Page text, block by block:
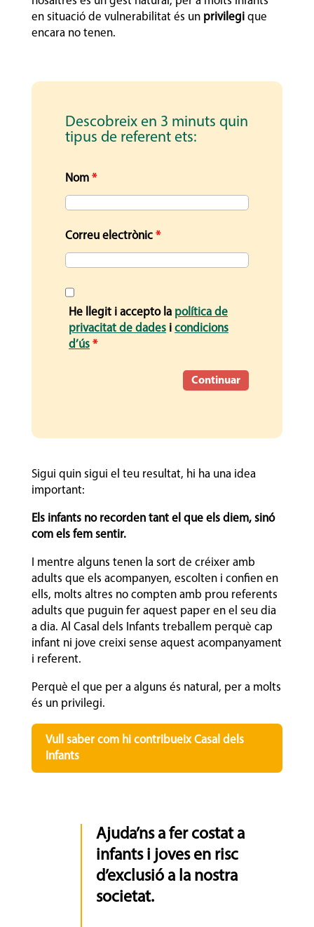
en situació de vulnerabilitat és un privilegique
encara no tenen.
Descobreix en 3 minuts quin
tipus de referent ets:
Nom *
Correu electrònic *
He llegit i accepto la política de
privacitat de dades icondicions
d’ús *
Sigui quin sigui el teu resultat, hi ha una idea
important:
Els infants no recorden tant el que els diem, sinó
com els fem sentir.
I mentre alguns tenen la sort de créixer amb
adults que els acompanyen, escolten i confien en
ells, molts altres no compten amb prou referents
adults que puguin fer aquest paper en el seu dia
a dia. Al Casal dels Infants treballem perquè cap
infant ni jove creixi sense aquest acompanyament
i referent.
Perquè el que per a alguns és natural, per a molts
és un privilegi.
Vull saber com hi contribueix Casal dels
Infants
Ajuda’ns a fer costat a
infants i joves en risc
d’exclusió a la nostra
societat.